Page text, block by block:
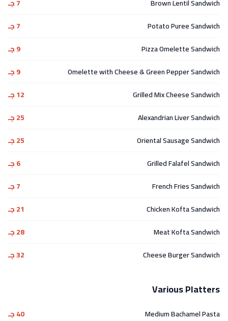
Brown Lentil Sandwich
7 جـ
Potato Puree Sandwich
7 جـ
Pizza Omelette Sandwich
9 جـ
Omelette with Cheese & Green Pepper Sandwich
9 جـ
Grilled Mix Cheese Sandwich
12 جـ
Alexandrian Liver Sandwich
25 جـ
Oriental Sausage Sandwich
25 جـ
Grilled Falafel Sandwich
6 جـ
French Fries Sandwich
7 جـ
Chicken Kofta Sandwich
21 جـ
Meat Kofta Sandwich
28 جـ
Cheese Burger Sandwich
32 جـ
Various Platters
Medium Bachamel Pasta
40 جـ